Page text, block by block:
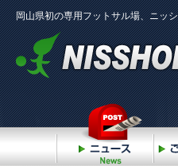
岡山県初の専用フットサル場、ニッ
ニュ